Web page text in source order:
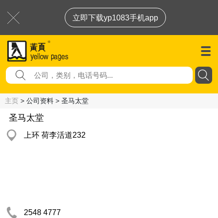
立即下载yp1083手机app
主页 > 公司资料 > 圣马太堂
圣马太堂
上环 荷李活道232
2548 4777